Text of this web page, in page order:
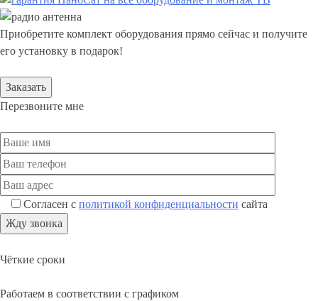
Приобретите комплект оборудования прямо сейчас и получите
его установку в подарок!
Заказать
Перезвоните мне
Согласен с политикой конфиденциальности сайта
Чёткие сроки
Работаем в соответствии с графиком